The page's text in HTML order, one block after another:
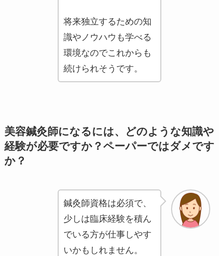
将来独立するための知
識やノウハウも学べる
環境なのでこれからも
続けられそうです。
美容鍼灸師になるには、どのような知識や
経験が必要ですか？ペーパーではダメです
か？
鍼灸師資格は必須で、
少しは臨床経験を積ん
でいる方が仕事しやす
いかもしれません。